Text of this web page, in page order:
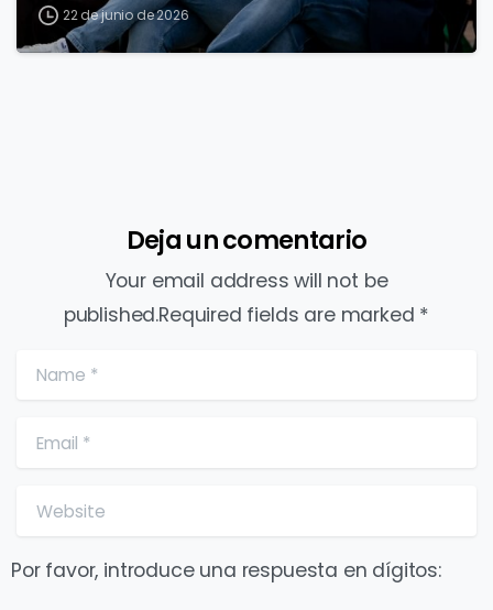
22 de junio de 2026
Deja un comentario
Your email address will not be
published.Required fields are marked *
Name*
Email*
Website
Por favor, introduce una respuesta en dígitos: